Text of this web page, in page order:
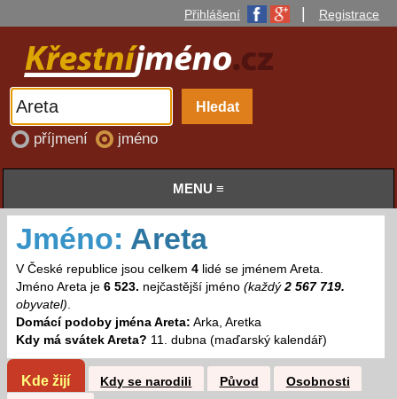
Přihlášení Registrace
příjmení jméno
MENU ≡
Jméno: Areta
V České republice jsou celkem 4lidé se jménem Areta.
Jméno Areta je 6 523. nejčastější jméno (každý2 567 719.
obyvatel).
Domácí podoby jména Areta: Arka, Aretka
Kdy má svátek Areta? 11. dubna (maďarský kalendář)
Kde žijí Kdy se narodili Původ
Osobnosti